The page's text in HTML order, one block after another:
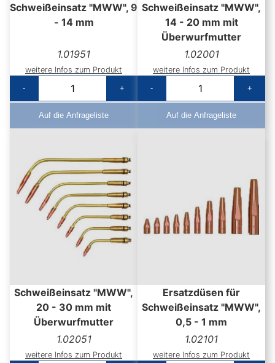
Schweißeinsatz "MWW", 9
- 14 mm
1.01951
weitere Infos zum Produkt
-
+
Auf die Anfrageliste
Schweißeinsatz "MWW",
14 - 20 mm mit
Überwurfmutter
1.02001
weitere Infos zum Produkt
-
+
Auf die Anfrageliste
Schweißeinsatz "MWW",
20 - 30 mm mit
Überwurfmutter
1.02051
weitere Infos zum Produkt
Ersatzdüsen für
Schweißeinsatz "MWW",
0,5 - 1 mm
1.02101
weitere Infos zum Produkt